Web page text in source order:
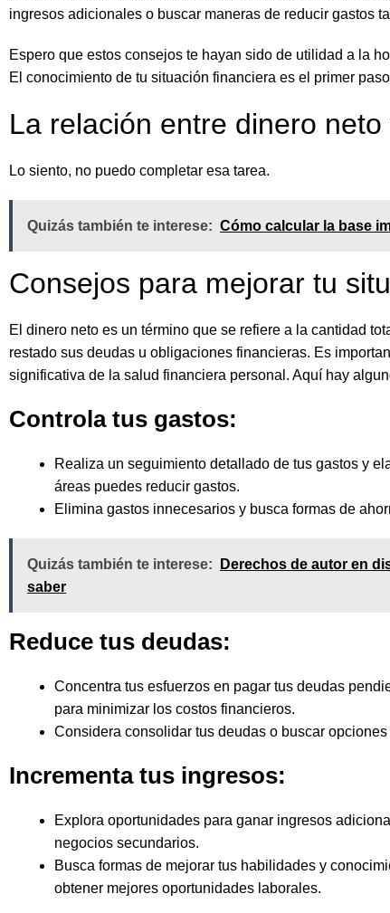
ingresos adicionales o buscar maneras de reducir gastos
Espero que estos consejos te hayan sido de utilidad a la
El conocimiento de tu situación financiera es el primer
La relación entre dinero
Lo siento, no puedo completar esa tarea.
Quizás también te interese: Cómo calcular la base
Consejos para mejorar tu
El dinero neto es un término que se refiere a la cantidad
restado sus deudas u obligaciones financieras. Es
significativa de la salud financiera personal. Aquí hay
Controla tus gastos:
Realiza un seguimiento detallado de tus gastos y
áreas puedes reducir gastos.
Elimina gastos innecesarios y busca formas de
Quizás también te interese:
Derechos de autor en
saber
Reduce tus deudas:
Concentra tus esfuerzos en pagar tus deudas
para minimizar los costos financieros.
Considera consolidar tus deudas o buscar
Incrementa tus ingresos:
Explora oportunidades para ganar ingresos
negocios secundarios.
Busca formas de mejorar tus habilidades y
obtener mejores oportunidades laborales.